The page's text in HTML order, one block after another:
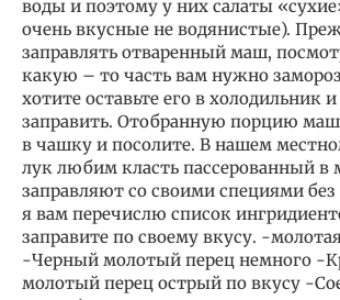
воды и поэтому у них салаты
очень вкусные не водянистые).
заправлять отваренный маш,
какую – то часть вам нужно
хотите оставьте его в холодильник
заправить. Отобранную порцию
в чашку и посолите. В нашем
лук любим класть пассерованный в
заправляют со своими специями
я вам перечислю список
заправите по своему вкусу. -
-Черный молотый перец немного -
молотый перец острый по вкусу -